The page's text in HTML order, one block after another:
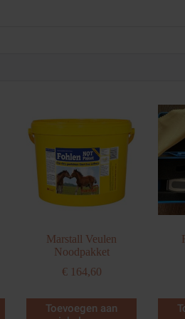
Marstall Veulen
Noodpakket
€164,60
Toevoegen aan